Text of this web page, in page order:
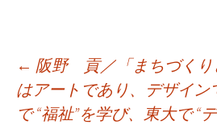
← 阪野 貢／「まちづくり
はアートであり、デザイ
で “福祉”を学び、東大で “